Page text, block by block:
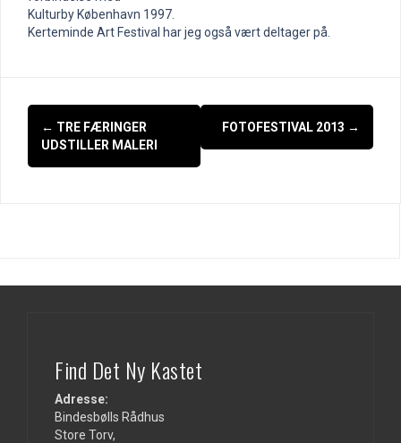
Kulturby København 1997.
Kerteminde Art Festival har jeg også vært deltager på.
Indlægsnavigation
← TRE FÆRINGER
UDSTILLER MALERI
FOTOFESTIVAL 2013 →
Find Det Ny Kastet
Adresse:
Bindesbølls Rådhus
Store Torv,